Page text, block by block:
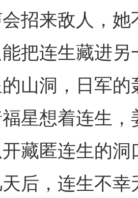
招来敌人，
把连生藏进
山洞，日军
星想着连生
藏匿连生的
天后，连生不